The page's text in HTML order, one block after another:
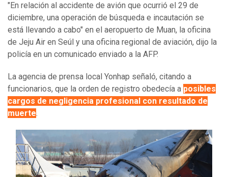
"En relación al accidente de avión que ocurrió el 29 de
diciembre, una operación de búsqueda e incautación se
está llevando a cabo" en el aeropuerto de Muan, la oficina
de Jeju Air en Seúl y una oficina regional de aviación, dijo la
policía en un comunicado enviado a la AFP.
La agencia de prensa local Yonhap señaló, citando a
funcionarios, que la orden de registro obedecía a posibles
cargos de negligencia profesional con resultado de
muerte.